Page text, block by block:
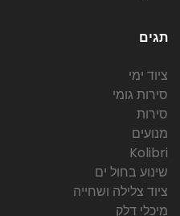
תגים
ציוד ימי
סירות גומי
סירות
מנועים
Kolibri
שינוע בחול ים
ציוד צלילה ושחייה
מיכלי דלק